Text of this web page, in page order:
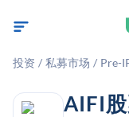
投资 / 私募市场 / Pre-
AIFI股